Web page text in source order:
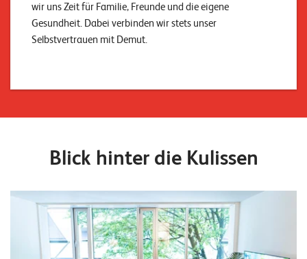
wir uns Zeit für Familie, Freunde und die eigene
Gesundheit. Dabei verbinden wir stets unser
Selbstvertrauen mit Demut.
Blick hinter die Kulissen